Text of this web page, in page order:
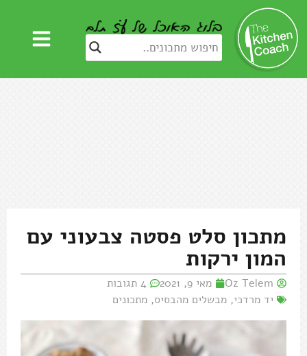
מתכון סלט פסטה צבעוני עם
המון ירקות
Oz Telem מאי 9, 2021
4 תגובות
יד מרדכי, מבשלים מהבסיס, מתכונים